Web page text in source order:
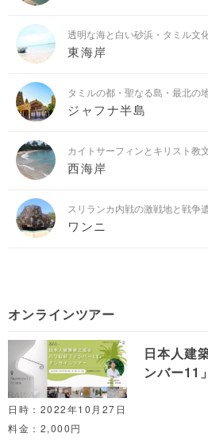
透明な海と白い砂浜・タミル文
東海岸
タミルの都・聖なる島・最北の
ジャフナ半島
カイトサーフィンとキリスト教
西海岸
スリランカ内戦の激戦地と戦争
ワンニ
オンラインツアー
日本人建
ンバー11
日時：2022年10月27日
料金：2,000円